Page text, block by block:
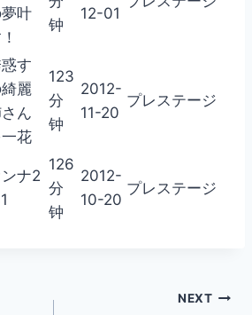
叶
钟
12-01
す
麗
ん
花
123
分
钟
2012-
11-20
プレステージ
ナ2
126
分
钟
2012-
10-20
プレステージ
NEXT